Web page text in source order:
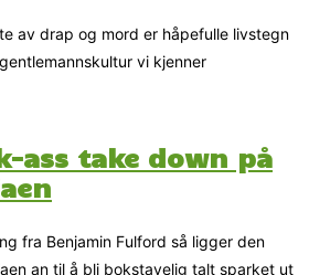
av drap og mord er håpefulle livstegn
vi kjenner
ass take down på
fra Benjamin Fulford så ligger den
an til å bli bokstavelig talt sparket ut